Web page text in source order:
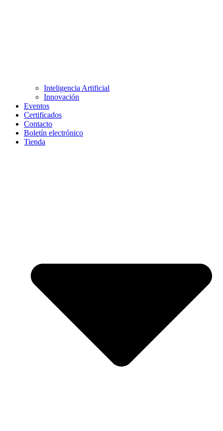
Inteligencia Artificial
Innovación
Eventos
Certificados
Contacto
Boletín electrónico
Tienda